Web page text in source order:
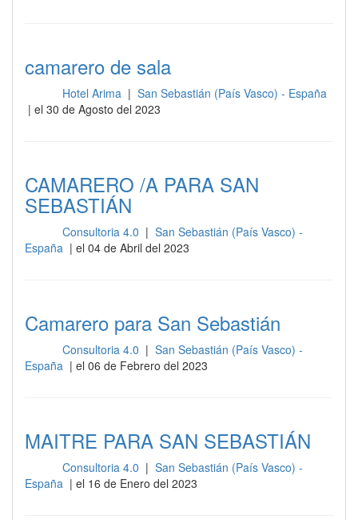
camarero de sala
Hotel Arima | San Sebastián (País Vasco) - España
| el 30 de Agosto del 2023
CAMARERO /A PARA SAN
SEBASTIÁN
Consultoria 4.0 | San Sebastián (País Vasco) -
España | el 04 de Abril del 2023
Camarero para San Sebastián
Consultoria 4.0 | San Sebastián (País Vasco) -
España | el 06 de Febrero del 2023
MAITRE PARA SAN SEBASTIÁN
Consultoria 4.0 | San Sebastián (País Vasco) -
España | el 16 de Enero del 2023